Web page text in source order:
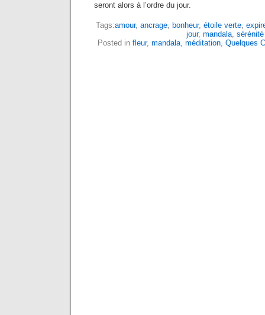
seront alors à l’ordre du jour.
Tags:amour, ancrage, bonheur, étoile verte,
jour, mandala, sérénité
Posted in fleur, mandala, méditation, Quelques